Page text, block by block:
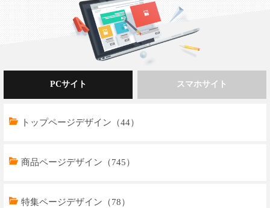
PCサイト
トップページデザイン（44）
商品ページデザイン（745）
特集ページデザイン（78）
スマホサイト